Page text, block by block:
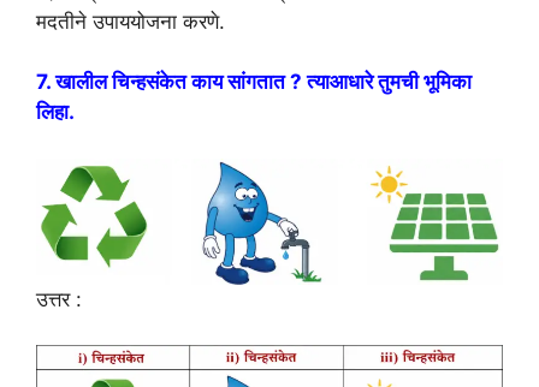
मदतीने उपाययोजना करणे.
7. खालील चिन्हसंकेत काय सांगतात ? त्याआधारे तुमची भूमिका
लिहा.
उत्तर :